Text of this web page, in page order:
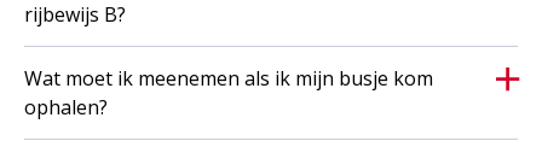
rijbewijs B?
Wat moet ik meenemen als ik mijn busje kom
ophalen?